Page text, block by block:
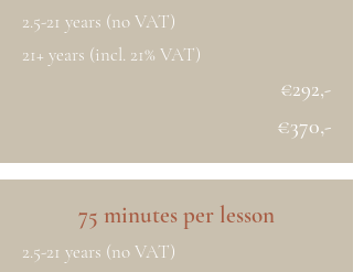
2.5-21 years (no VAT)
21+ years (incl. 21% VAT)
€292,-
€370,-
75 minutes per lesson
2.5-21 years (no VAT)